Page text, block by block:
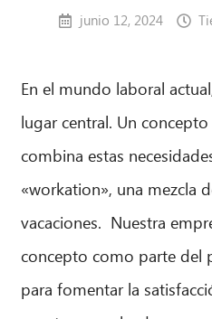
junio 12, 2024
En el mundo laboral
lugar central. Un
combina estas
«workation», una mezcla
vacaciones. Nuestra
concepto como parte del
para fomentar la